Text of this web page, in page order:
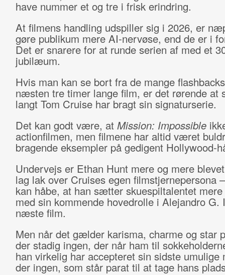
have nummer et og tre i frisk erindring.
At filmens handling udspiller sig i 2026, er
gøre publikum mere AI-nervøse, end de er i
Det er snarere for at runde serien af med et
jubilæum.
Hvis man kan se bort fra de mange
næsten tre timer lange film, er det rørende at
langt Tom Cruise har bragt sin signaturserie.
Det kan godt være, at Mission: Impossible
actionfilmen, men filmene har altid været
bragende eksempler på gedigent
Undervejs er Ethan Hunt mere og mere
lag lak over Cruises egen filmstjernepersona
kan håbe, at han sætter skuespiltalentet mere
med sin kommende hovedrolle i Alejandro G.
næste film.
Men når det gælder karisma, charme og star
der stadig ingen, der når ham til
han virkelig har accepteret sin sidste umulige
der ingen, som står parat til at tage hans